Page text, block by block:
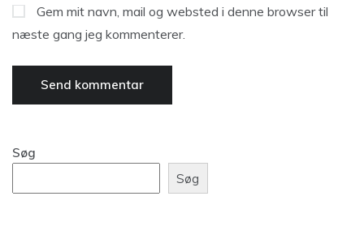
Gem mit navn, mail og websted i denne browser til
næste gang jeg kommenterer.
Søg
Søg